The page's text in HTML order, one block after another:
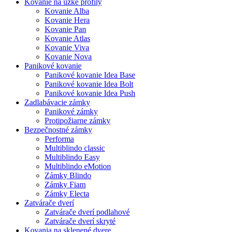
Kovanie na úzke profily
Kovanie Alba
Kovanie Hera
Kovanie Pan
Kovanie Atlas
Kovanie Viva
Kovanie Nova
Panikové kovanie
Panikové kovanie Idea Base
Panikové kovanie Idea Bolt
Panikové kovanie Idea Push
Zadlabávacie zámky
Panikové zámky
Protipožiarne zámky
Bezpečnostné zámky
Performa
Multiblindo classic
Multiblindo Easy
Multiblindo eMotion
Zámky Blindo
Zámky Fiam
Zámky Electa
Zatvárače dverí
Zatvárače dverí podlahové
Zatvárače dverí skryté
Kovania na sklenené dvere